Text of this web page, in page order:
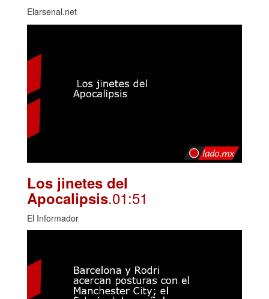
Elarsenal.net
Los jinetes del
Apocalipsis.01:51
El Informador